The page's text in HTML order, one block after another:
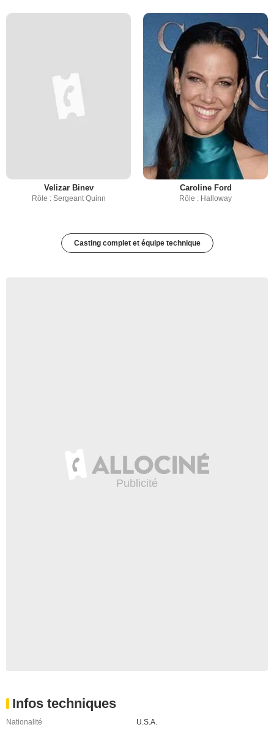
Velizar Binev
Rôle : Sergeant Quinn
Caroline Ford
Rôle : Halloway
Casting complet et équipe technique
Infos techniques
Nationalité
U.S.A.